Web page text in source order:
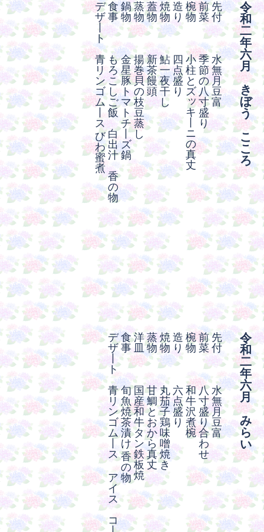
令
和
二
年
六
月
き
ぼ
う
こ
こ
ろ
先
付
水
無
月
豆
富
前
菜
季
節
の
八
寸
盛
り
椀
物
小
柱
と
ズ
ッ
キ
ニ
の
真
丈
造
り
四
点
盛
り
焼
物
鮎
一
夜
干
し
蓋
物
新
茶
饅
頭
蒸
物
揚
巻
貝
の
枝
豆
蒸
し
鍋
物
金
星
豚
ト
マ
ト
チ
丨
ズ
鍋
食
事
も
ろ
こ
し
ご
飯
白
出
汁
香
の
物
デ
ザ
丨
ト
青
リ
ン
ゴ
ム
丨
ス
び
わ
蜜
煮
令
和
二
年
六
月
み
ら
い
先
付
水
無
月
豆
富
前
菜
八
寸
盛
り
合
わ
せ
椀
物
和
牛
沢
煮
椀
造
り
六
点
盛
り
焼
物
丸
茄
子
鶏
味
噌
焼
き
蒸
物
甘
鯛
と
お
か
ら
真
丈
洋
皿
国
産
和
牛
タ
ン
鉄
板
焼
食
事
旬
魚
焼
茶
漬
け
香
の
物
デ
ザ
丨
ト
青
リ
ン
ゴ
ム
ス
ア
イ
ス
コ